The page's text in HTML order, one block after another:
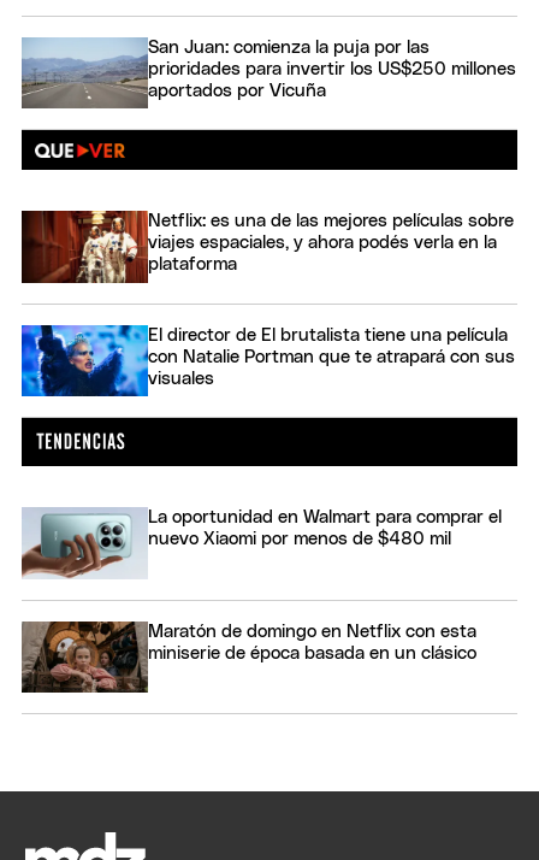
San Juan: comienza la puja por las
prioridades para invertir los US$250 millones
aportados por Vicuña
Netflix: es una de las mejores películas sobre
viajes espaciales, y ahora podés verla en la
plataforma
El director de El brutalista tiene una película
con Natalie Portman que te atrapará con sus
visuales
La oportunidad en Walmart para comprar el
nuevo Xiaomi por menos de $480 mil
Maratón de domingo en Netflix con esta
miniserie de época basada en un clásico